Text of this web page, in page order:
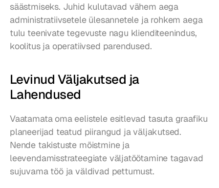
säästmiseks. Juhid kulutavad vähem aega
administratiivsetele ülesannetele ja rohkem aega
tulu teenivate tegevuste nagu klienditeenindus,
koolitus ja operatiivsed parendused.
Levinud Väljakutsed ja
Lahendused
Vaatamata oma eelistele esitlevad tasuta graafiku
planeerijad teatud piirangud ja väljakutsed.
Nende takistuste mõistmine ja
leevendamisstrateegiate väljatöötamine tagavad
sujuvama töö ja väldivad pettumust.